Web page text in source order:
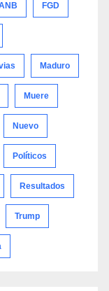
FGD
Maduro
Muere
Nuevo
Políticos
Resultados
Trump